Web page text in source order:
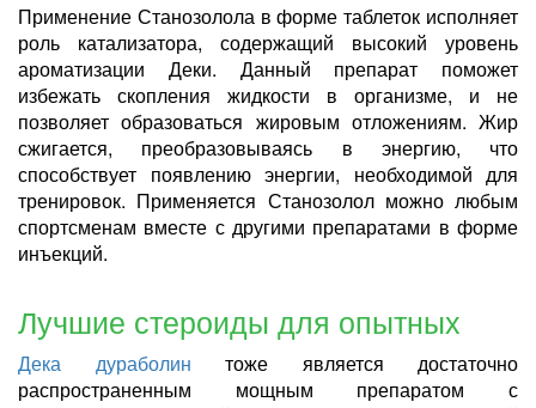
Применение Станозолола в форме таблеток исполняет
роль катализатора, содержащий высокий уровень
ароматизации Деки. Данный препарат поможет
избежать скопления жидкости в организме, и не
позволяет образоваться жировым отложениям. Жир
сжигается, преобразовываясь в энергию, что
способствует появлению энергии, необходимой для
тренировок. Применяется Станозолол можно любым
спортсменам вместе с другими препаратами в форме
инъекций.
Лучшие стероиды для опытных
Дека дураболин тоже является достаточно
распространенным мощным препаратом с